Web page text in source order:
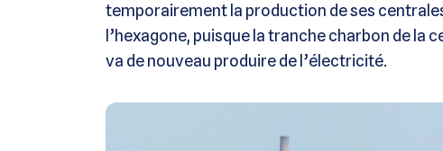
temporairement la production de ses
l’hexagone, puisque la tranche charbon de
va de nouveau produire de l’électricité.